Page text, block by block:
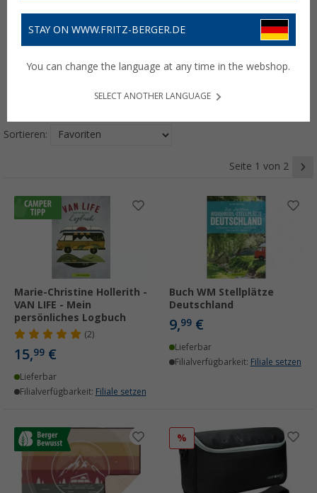
Sortieren:
Seite 1 von 2
Marie-Christine Hollerith -
VAN LIFE - Mein
persönliches Logbuch
(2)
15,99 €
Lieferbar
Filialverfügbarkeit: Filiale setzen
Buch WM Stellplätze
Deutschland
9,99 €
Lieferbar
Filialverfügbarkeit: Filiale setzen
%
STAY ON WWW.FRITZ-BERGER.DE
You can change the language at any time in the webshop.
SELECT ANOTHER LANGUAGE